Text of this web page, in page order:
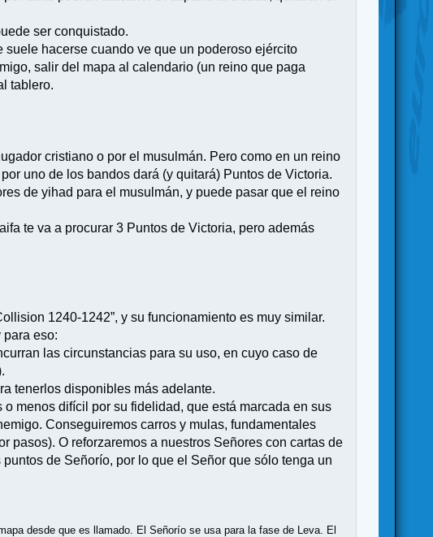
ser conquistado.
hacerse cuando ve que un poderoso ejército
salir del mapa al calendario (un reino que paga
tablero.
cristiano o por el musulmán. Pero como en un reino
uno de los bandos dará (y quitará) Puntos de Victoria.
de yihad para el musulmán, y puede pasar que el reino
te va a procurar 3 Puntos de Victoria, pero además
1240-1242”, y su funcionamiento es muy similar.
eso:
las circunstancias para su uso, en cuyo caso de
tenerlos disponibles más adelante.
menos difícil por su fidelidad, que está marcada en sus
Conseguiremos carros y mulas, fundamentales
pasos). O reforzaremos a nuestros Señores con cartas de
de Señorío, por lo que el Señor que sólo tenga un
desde que es llamado. El Señorío se usa para la fase de Leva. El